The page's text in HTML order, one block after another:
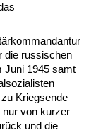
die russischen
Juni 1945 samt
Kriegsende
nur von kurzer
und die